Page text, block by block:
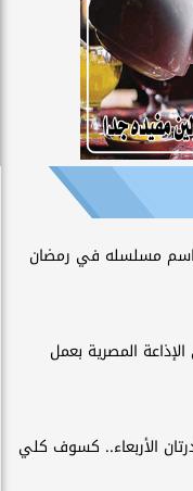
مسلسله في رمضان
المصرية بعمل
الأربعاء.. كسوف كلي